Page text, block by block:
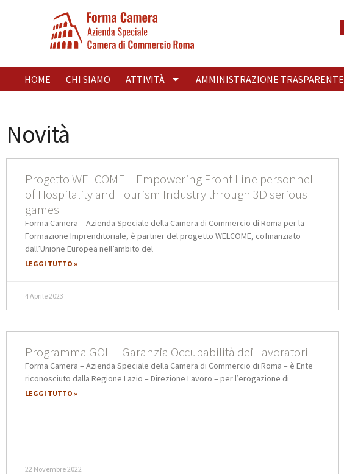
HOME CHI SIAMO ATTIVITÀ AMMINISTRAZIONE TRASPARENTE
Novità
Progetto WELCOME – Empowering Front Line personnel
of Hospitality and Tourism Industry through 3D serious
games
Forma Camera – Azienda Speciale della Camera di Commercio di Roma per la
Formazione Imprenditoriale, è partner del progetto WELCOME, cofinanziato
dall’Unione Europea nell’ambito del
LEGGI TUTTO »
4 Aprile 2023
Programma GOL – Garanzia Occupabilità dei Lavoratori
Forma Camera – Azienda Speciale della Camera di Commercio di Roma – è Ente
riconosciuto dalla Regione Lazio – Direzione Lavoro – per l’erogazione di
LEGGI TUTTO »
22 Novembre 2022